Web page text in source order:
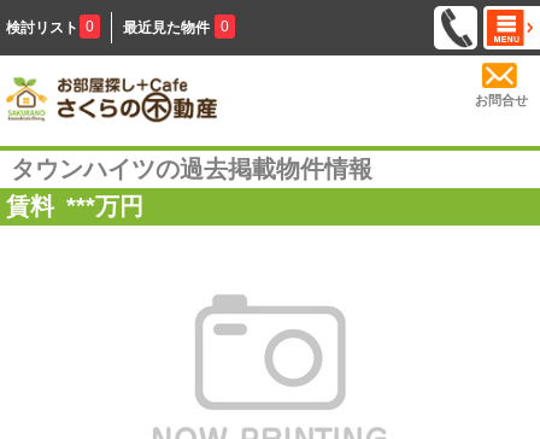
検討リスト 0 最近見た物件 0
お問合せ
タウンハイツの過去掲載物件情報
賃料 ***万円